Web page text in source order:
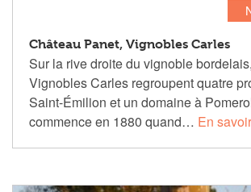
Château Panet, Vignobles Carles
Sur la rive droite du vignoble
Vignobles Carles regroupent quatre
Saint-Émilion et un domaine à
commence en 1880 quand… En